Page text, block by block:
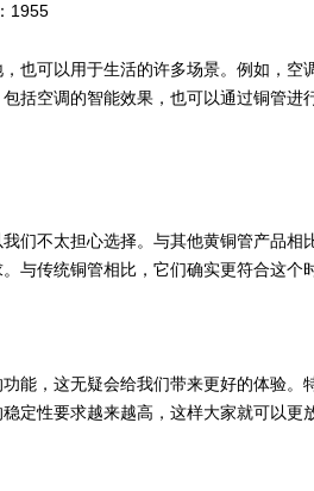
1955
可以用于生活的许多场景。例如，空
括空调的智能效果，也可以通过铜管进
们不太担心选择。与其他黄铜管产品相
与传统铜管相比，它们确实更符合这个
，这无疑会给我们带来更好的体验。
定性要求越来越高，这样大家就可以更